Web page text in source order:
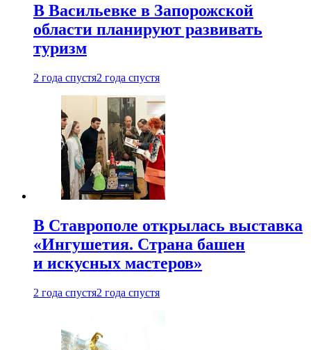
В Васильевке в Запорожской
области планируют развивать
туризм
2 года спустя2 года спустя
В Ставрополе открылась выставка
«Ингушетия. Страна башен
и искусных мастеров»
2 года спустя2 года спустя